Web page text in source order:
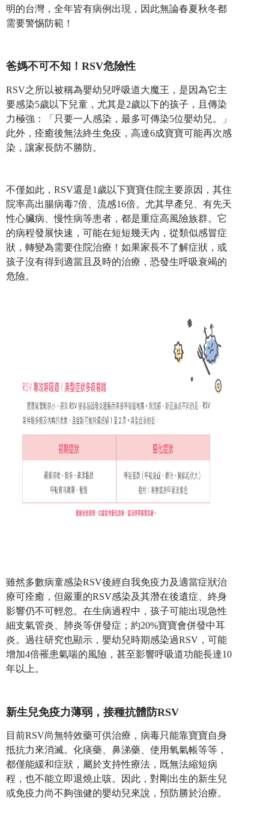
明的台灣，全年皆有病例出現，因此無論春夏秋冬都
需要警惕防範！
爸媽不可不知！RSV危險性
RSV之所以被稱為嬰幼兒呼吸道大魔王，是因為它主
要感染5歲以下兒童，尤其是2歲以下的孩子，且傳染
力極強：「只要一人感染，最多可傳染5位嬰幼兒。」
此外，痊癒後無法終生免疫，高達6成寶寶可能再次感
染，讓家長防不勝防。
不僅如此，RSV還是1歲以下寶寶住院主要原因，其住
院率高出腸病毒7倍、流感16倍。尤其早產兒、有先天
性心臟病、慢性病等患者，都是重症高風險族群。它
的病程發展快速，可能在短短幾天內，從類似感冒症
狀，轉變為需要住院治療！如果家長不了解症狀，或
孩子沒有得到適當且及時的治療，恐發生呼吸衰竭的
危險。
雖然多數病童感染RSV後經自我免疫力及適當症狀治
療可痊癒，但嚴重的RSV感染及其潛在後遺症、終身
影響仍不可輕忽。在生病過程中，孩子可能出現急性
細支氣管炎、肺炎等併發症；約20%寶寶會併發中耳
炎。過往研究也顯示，嬰幼兒時期感染過RSV，可能
增加4倍罹患氣喘的風險，甚至影響呼吸道功能長達10
年以上。
新生兒免疫力薄弱，接種抗體防RSV
目前RSV尚無特效藥可供治療，病毒只能靠寶寶自身
抵抗力來消滅。化痰藥、鼻涕藥、使用氧氣帳等等，
都僅能緩和症狀，屬於支持性療法，既無法縮短病
程，也不能立即退燒止咳。因此，對剛出生的新生兒
或免疫力尚不夠強健的嬰幼兒來說，預防勝於治療。